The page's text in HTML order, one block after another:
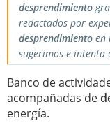
desprendimiento
redactados por
desprendimiento en
sugerimos e intenta
Banco de
acompañadas de
energía.